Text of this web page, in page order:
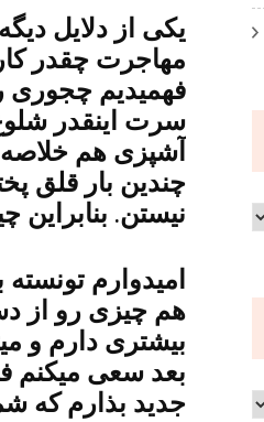
یکی از دلایل
مهاجرت چقدر
فهمیدیم
سرت اینقدر
آشپزی هم خلاصه
چندین بار قلق
نیستن.
امیدوارم
هم چیزی رو از
بیشتری دارم و
بعد سعی میکنم
جدید بذارم که